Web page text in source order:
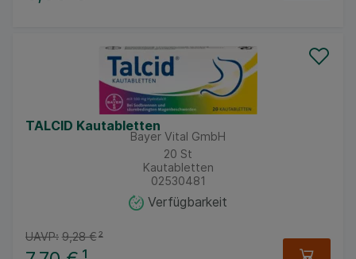
TALCID Kautabletten
Bayer Vital GmbH
20 St
Kautabletten
02530481
Verfügbarkeit
UAVP: 9,28 €²